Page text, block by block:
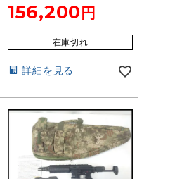
156,200
在庫切れ
詳細を見る